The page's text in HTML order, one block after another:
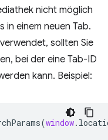
nicht möglich
in einem neuen Tab.
sollten Sie
bei der eine Tab-ID
kann. Beispiel:
(window.